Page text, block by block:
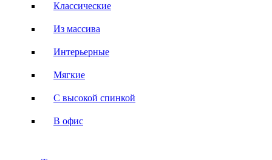
Классические
Из массива
Интерьерные
Мягкие
С высокой спинкой
В офис